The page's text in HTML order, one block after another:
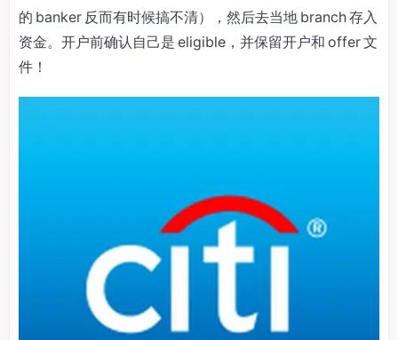
的 banker 反而有时候搞不清），然后去当地 branch 存入
资金。开户前确认自己是 eligible，并保留开户和 offer 文
件！